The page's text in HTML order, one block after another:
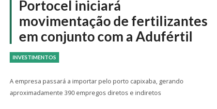
Portocel iniciará
movimentação de fertilizantes
em conjunto com a Adufértil
INVESTIMENTOS
A empresa passará a importar pelo porto capixaba, gerando
aproximadamente 390 empregos diretos e indiretos